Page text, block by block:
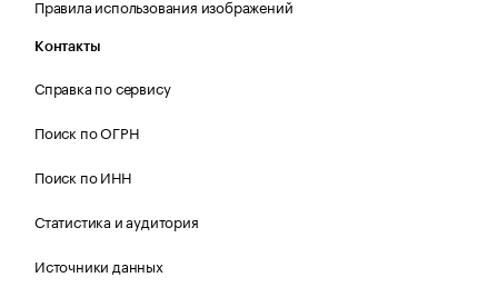
Правила использования изображений
Контакты
Справка по сервису
Поиск по ОГРН
Поиск по ИНН
Статистика и аудитория
Источники данных